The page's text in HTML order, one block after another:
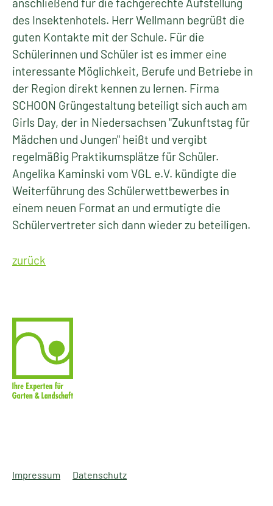
des Insektenhotels. Herr Wellmann begrüßt die
guten Kontakte mit der Schule. Für die
Schülerinnen und Schüler ist es immer eine
interessante Möglichkeit, Berufe und Betriebe in
der Region direkt kennen zu lernen. Firma
SCHOON Grüngestaltung beteiligt sich auch am
Girls Day, der in Niedersachsen "Zukunftstag für
Mädchen und Jungen" heißt und vergibt
regelmäßig Praktikumsplätze für Schüler.
Angelika Kaminski vom VGL e.V. kündigte die
Weiterführung des Schülerwettbewerbes in
einem neuen Format an und ermutigte die
Schülervertreter sich dann wieder zu beteiligen.
zurück
Impressum Datenschutz